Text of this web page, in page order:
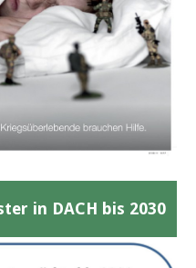
in DACH bis 2030